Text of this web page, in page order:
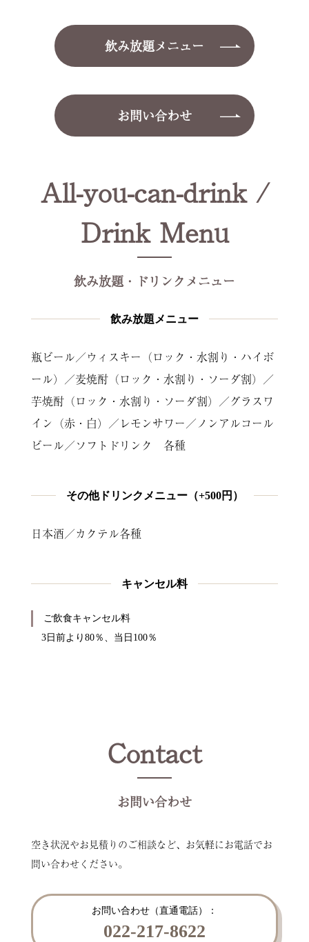
飲み放題メニュー
お問い合わせ
All-you-can-drink /
Drink Menu
飲み放題・ドリンクメニュー
飲み放題メニュー
瓶ビール／ウィスキー（ロック・水割り・ハイボ
ール）／麦焼酎（ロック・水割り・ソーダ割）／
芋焼酎（ロック・水割り・ソーダ割）／グラスワ
イン（赤・白）／レモンサワー／ノンアルコール
ビール／ソフトドリンク 各種
その他ドリンクメニュー（+500円）
日本酒／カクテル各種
キャンセル料
ご飲食キャンセル料
3日前より80％、当日100％
Contact
お問い合わせ
空き状況やお見積りのご相談など、お気軽にお電話でお
問い合わせください。
お問い合わせ（直通電話）：
022-217-8622